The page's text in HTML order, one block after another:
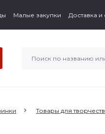
Малые закупки Доставка и
Товары для